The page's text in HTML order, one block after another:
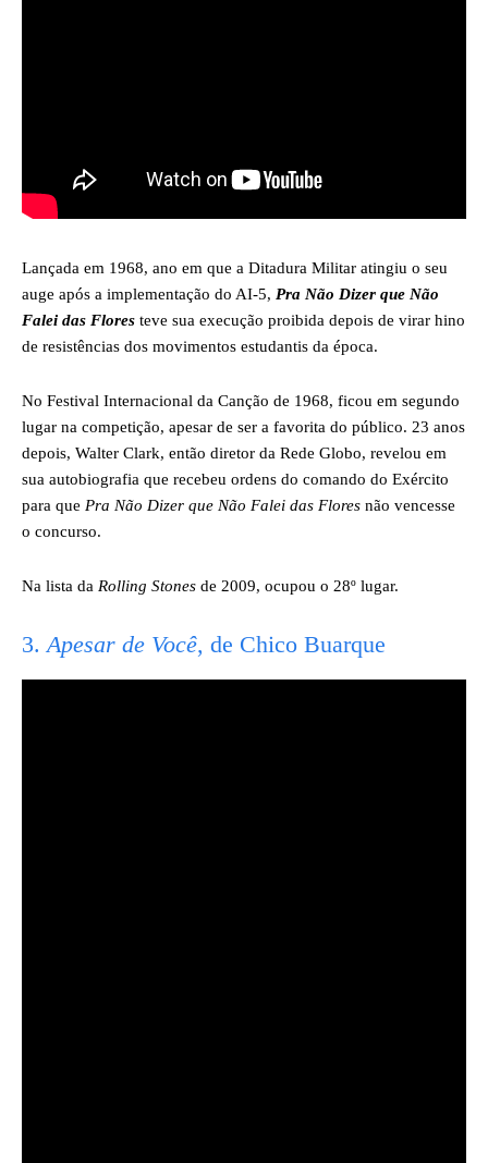
Lançada em 1968, ano em que a Ditadura Militar atingiu o seu
auge após a implementação do AI-5, Pra Não Dizer que Não
Falei das Flores teve sua execução proibida depois de virar hino
de resistências dos movimentos estudantis da época.
No Festival Internacional da Canção de 1968, ficou em segundo
lugar na competição, apesar de ser a favorita do público. 23 anos
depois, Walter Clark, então diretor da Rede Globo, revelou em
sua autobiografia que recebeu ordens do comando do Exército
para que Pra Não Dizer que Não Falei das Flores não vencesse
o concurso.
Na lista da Rolling Stones de 2009, ocupou o 28º lugar.
3. Apesar de Você, de Chico Buarque